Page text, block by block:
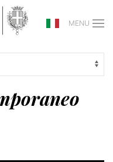
MENU